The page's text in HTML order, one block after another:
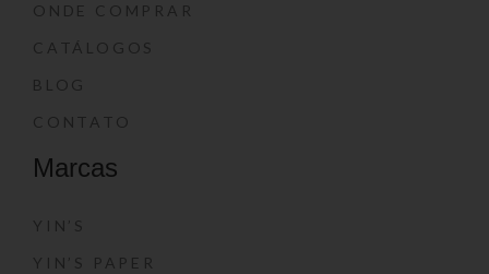
ONDE COMPRAR
CATÁLOGOS
BLOG
CONTATO
Marcas
YIN’S
YIN’S PAPER